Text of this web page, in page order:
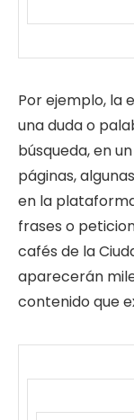
Por ejemplo, la
una duda o
búsqueda, en
páginas,
en la
frases o
cafés de la
aparecerán
contenido que